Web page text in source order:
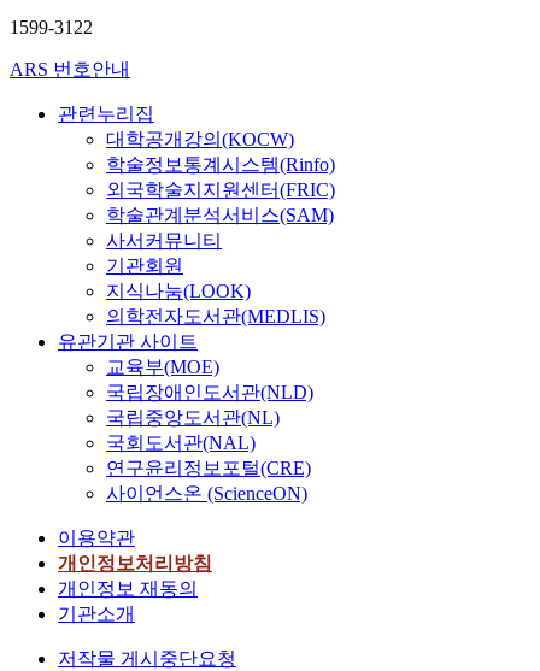
1599-3122
ARS 번호안내
관련누리집
대학공개강의(KOCW)
학술정보통계시스템(Rinfo)
외국학술지지원센터(FRIC)
학술관계분석서비스(SAM)
사서커뮤니티
기관회원
지식나눔(LOOK)
의학전자도서관(MEDLIS)
유관기관 사이트
교육부(MOE)
국립장애인도서관(NLD)
국립중앙도서관(NL)
국회도서관(NAL)
연구윤리정보포털(CRE)
사이언스온 (ScienceON)
이용약관
개인정보처리방침
개인정보 재동의
기관소개
저작물 게시중단요청